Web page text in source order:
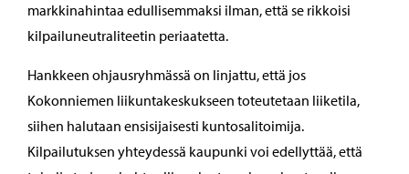
markkinahintaa edullisemmaksi ilman, että se rikkoisi
kilpailuneutraliteetin periaatetta.
Hankkeen ohjausryhmässä on linjattu, että jos
Kokonniemen liikuntakeskukseen toteutetaan liiketila,
siihen halutaan ensisijaisesti kuntosalitoimija.
Kilpailutuksen yhteydessä kaupunki voi edellyttää, että